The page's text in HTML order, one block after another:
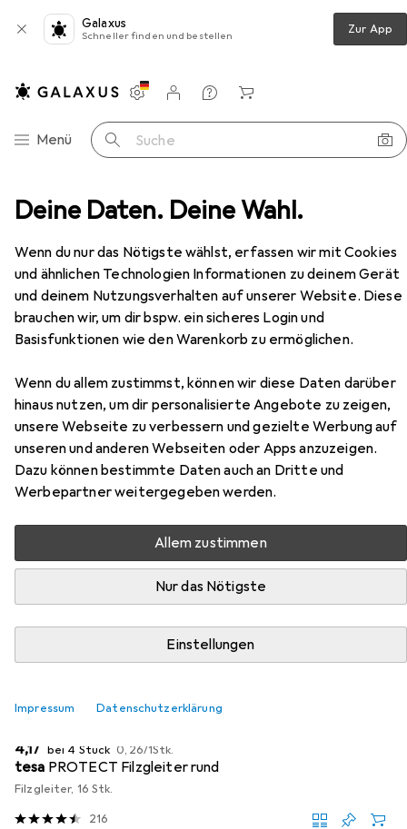
Deine Daten. Deine Wahl.
Wenn du nur das Nötigste wählst, erfassen wir mit Cookies
und ähnlichen Technologien Informationen zu deinem Gerät
und deinem Nutzungsverhalten auf unserer Website. Diese
brauchen wir, um dir bspw. ein sicheres Login und
Basisfunktionen wie den Warenkorb zu ermöglichen.
Wenn du allem zustimmst, können wir diese Daten darüber
hinaus nutzen, um dir personalisierte Angebote zu zeigen,
unsere Webseite zu verbessern und gezielte Werbung auf
unseren und anderen Webseiten oder Apps anzuzeigen.
Dazu können bestimmte Daten auch an Dritte und
Werbepartner weitergegeben werden.
Allem zustimmen
Nur das Nötigste
Einstellungen
Impressum Datenschutzerklärung
Galaxus
Schneller finden und bestellen Zur App
Navigation nach Kategorien
Menü Suche
Einstellungen
Kundenkonto
Vergleichslisten
Merklisten
Warenkorb
Regal Vicco Küchenunterschrank R-Line
EUR
176,–
ViccoKüchenunterschrank R-Line
60 x 60 x 81.60 cm
Zubehör für Vicco
Küchenunterschrank R-Line
Küchenunterschrank R-Line aus der Kategorie
Möbelgleiter + Schutzpuffer.
EUR
4,17 bei 4 Stück EUR
0,26/1Stk.
tesa PROTECT Filzgleiter rund
Filzgleiter, 16 Stk.
216